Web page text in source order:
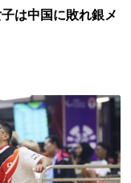
は中国に敗れ銀メ